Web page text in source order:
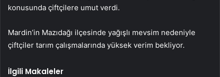
konusunda çiftçilere umut verdi.
Mardin’in Mazıdağı ilçesinde yağışlı mevsim nedeniyle
çiftçiler tarım çalışmalarında yüksek verim bekliyor.
İlgili Makaleler